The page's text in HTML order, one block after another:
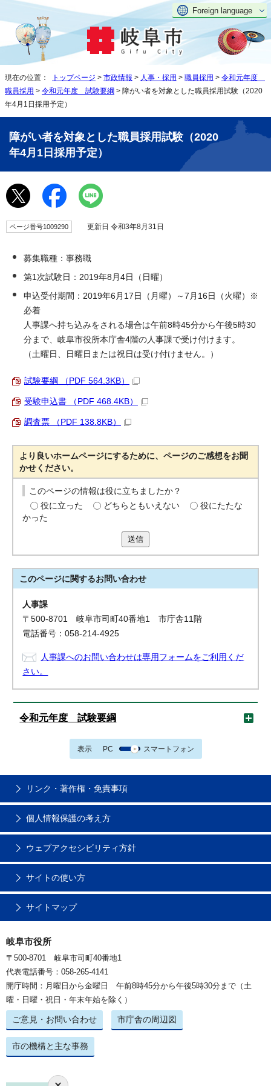
Foreign language
現在の位置： トップページ > 市政情報 > 人事・採用 > 職員採用 > 令和元年度
職員採用 > 令和元年度 試験要綱 > 障がい者を対象とした職員採用試験（2020
年4月1日採用予定）
障がい者を対象とした職員採用試験（2020
年4月1日採用予定）
ページ番号1009290 更新日 令和3年8月31日
募集職種：事務職
第1次試験日：2019年8月4日（日曜）
申込受付期間：2019年6月17日（月曜）～7月16日（火曜）※
必着
人事課へ持ち込みをされる場合は午前8時45分から午後5時30
分まで、岐阜市役所本庁舎4階の人事課で受け付けます。
（土曜日、日曜日または祝日は受け付けません。）
試験要綱 （PDF 564.3KB）
受験申込書 （PDF 468.4KB）
調査票 （PDF 138.8KB）
より良いホームページにするために、ページのご感想をお聞
かせください。
このページの情報は役に立ちましたか？
役に立った
どちらともいえない
役にたたな
かった
送信
このページに関するお問い合わせ
人事課
〒500-8701 岐阜市司町40番地1 市庁舎11階
電話番号：058-214-4925
人事課へのお問い合わせは専用フォームをご利用くだ
さい。
令和元年度 試験要綱
表示 PC スマートフォン
リンク・著作権・免責事項
個人情報保護の考え方
ウェブアクセシビリティ方針
サイトの使い方
サイトマップ
岐阜市役所
〒500-8701 岐阜市司町40番地1
代表電話番号：058-265-4141
開庁時間：月曜日から金曜日 午前8時45分から午後5時30分まで（土
曜・日曜・祝日・年末年始を除く）
ご意見・お問い合わせ 市庁舎の周辺図
市の機構と主な事務